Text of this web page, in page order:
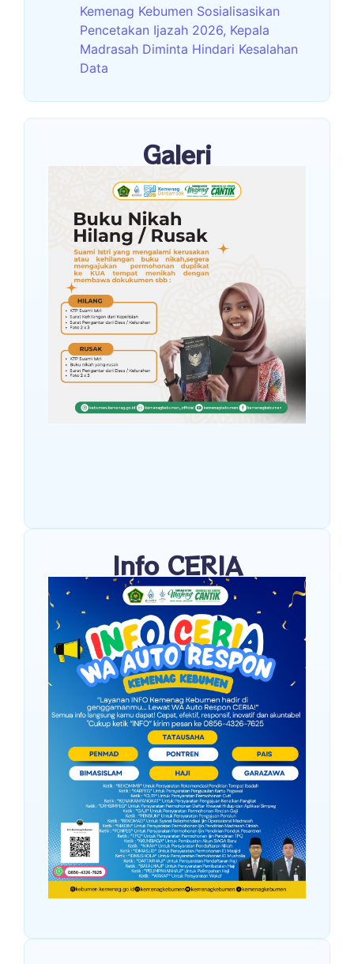
Kemenag Kebumen Sosialisasikan
Pencetakan Ijazah 2026, Kepala
Madrasah Diminta Hindari Kesalahan
Data
Galeri
Info CERIA